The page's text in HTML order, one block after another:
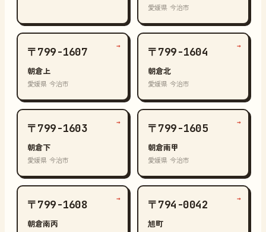
愛媛県 今治市
〒799-1607
朝倉上
愛媛県 今治市
→ 〒799-1604
朝倉北
愛媛県 今治市
→
〒799-1603
朝倉下
愛媛県 今治市
→ 〒799-1605
朝倉南甲
愛媛県 今治市
→
〒799-1608
朝倉南丙
→ 〒794-0042
旭町
→